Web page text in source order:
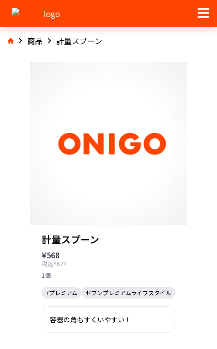
商品 計量スプーン
計量スプーン
¥568
税込¥624
1個
7プレミアム セブンプレミアムライフスタイル
容器の角もすくいやすい！